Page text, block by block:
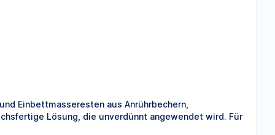
MEHR ENTDECKEN
Einbettmasseresten aus Anrührbechern,
Lösung, die unverdünnt angewendet wird. Für